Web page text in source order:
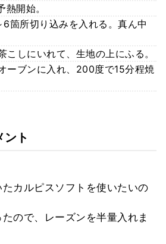
開始。
箇所切り込みを入れる。真ん中
こしにいれて、生地の上にふる。
ーブンに入れ、200度で15分程焼
ント
カルピスソフトを使いたいの
ので、レーズンを半量入れま